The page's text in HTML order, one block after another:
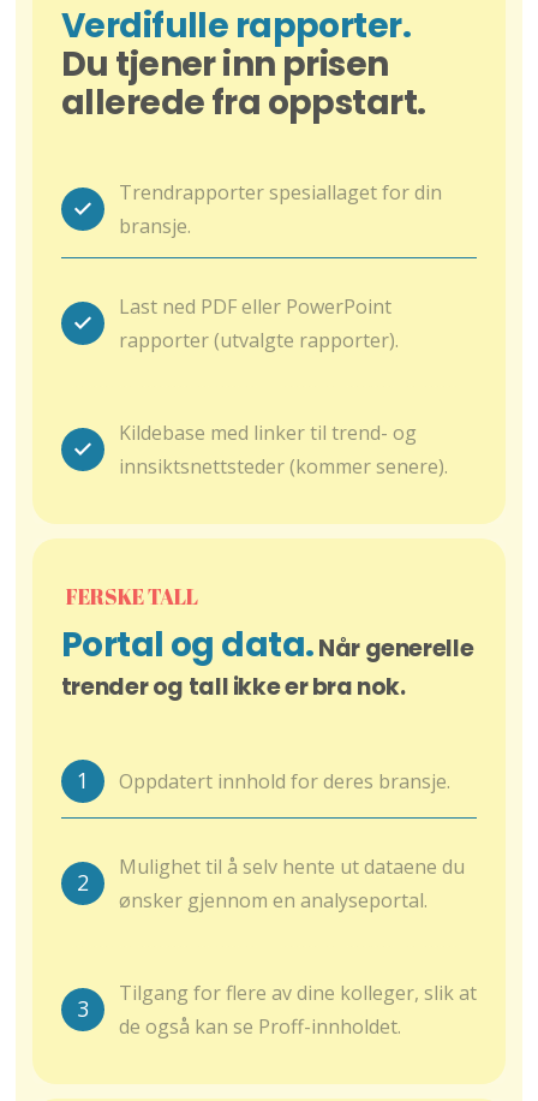
Verdifulle rapporter.
Du tjener inn prisen
allerede fra oppstart.
Trendrapporter spesiallaget for din
bransje.
Last ned PDF eller PowerPoint
rapporter (utvalgte rapporter).
Kildebase med linker til trend- og
innsiktsnettsteder (kommer senere).
FERSKE TALL
Portal og data.Når generelle
trender og tall ikke er bra nok.
1 Oppdatert innhold for deres bransje.
2
Mulighet til å selv hente ut dataene du
ønsker gjennom en analyseportal.
3
Tilgang for flere av dine kolleger, slik at
de også kan se Proff-innholdet.